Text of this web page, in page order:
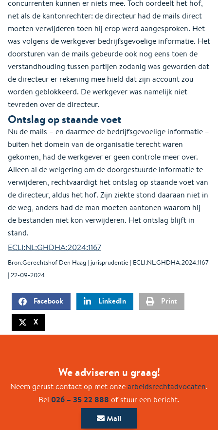
concurrenten kunnen er niets mee. Toch oordeelt het hof,
net als de kantonrechter: de directeur had de mails direct
moeten verwijderen toen hij erop werd aangesproken. Het
was volgens de werkgever bedrijfsgevoelige informatie. Het
doorsturen van de mails gebeurde ook nog eens toen de
verstandhouding tussen partijen zodanig was geworden dat
de directeur er rekening mee hield dat zijn account zou
worden geblokkeerd. De werkgever was namelijk niet
tevreden over de directeur.
Ontslag op staande voet
Nu de mails – en daarmee de bedrijfsgevoelige informatie –
buiten het domein van de organisatie terecht waren
gekomen, had de werkgever er geen controle meer over.
Alleen al de weigering om de doorgestuurde informatie te
verwijderen, rechtvaardigt het ontslag op staande voet van
de directeur, aldus het hof. Zijn ziekte stond daaraan niet in
de weg, anders had de man moeten aantonen waarom hij
de bestanden niet kon verwijderen. Het ontslag blijft in
stand.
ECLI:NL:GHDHA:2024:1167
Bron:Gerechtshof Den Haag | jurisprudentie | ECLI:NL:GHDHA:2024:1167
| 22-09-2024
Facebook LinkedIn Print
X
We adviseren u graag!
Neem gerust contact op met onzearbeidsrechtadvocaten.
Bel 026 – 35 22 888 of stuur een bericht.
Mail